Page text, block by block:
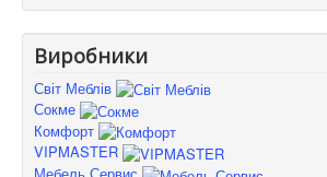
Виробники
Світ Меблів
Сокме
Комфорт
VIPMASTER